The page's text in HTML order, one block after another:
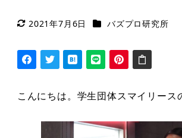
更新日
2021年7月6日 シリーズカテゴリー
バズプロ研究所
こんにちは。学⽣団体スマイリース